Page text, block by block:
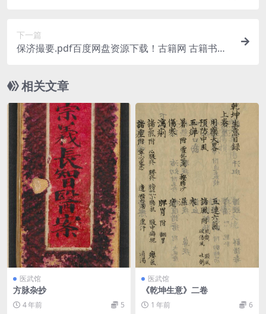
下一篇
保济撮要.pdf百度网盘资源下载！古籍网 古籍书
相关文章
医武馆
方脉杂抄
4 年前 5
医武馆
《乾坤生意》二卷
1 年前 6